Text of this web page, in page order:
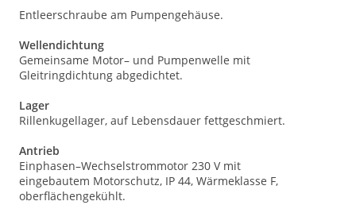
Entleerschraube am Pumpengehäuse.
Wellendichtung
Gemeinsame Motor– und Pumpenwelle mit
Gleitringdichtung abgedichtet.
Lager
Rillenkugellager, auf Lebensdauer fettgeschmiert.
Antrieb
Einphasen–Wechselstrommotor 230 V mit
eingebautem Motorschutz, IP 44, Wärmeklasse F,
oberflächengekühlt.